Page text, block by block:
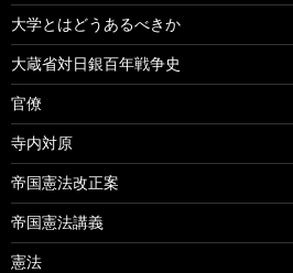
大学とはどうあるべきか
大蔵省対日銀百年戦争史
官僚
寺内対原
帝国憲法改正案
帝国憲法講義
憲法